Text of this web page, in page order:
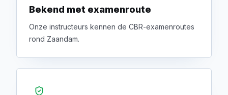
Bekend met examenroute
Onze instructeurs kennen de CBR-examenroutes
rond Zaandam.